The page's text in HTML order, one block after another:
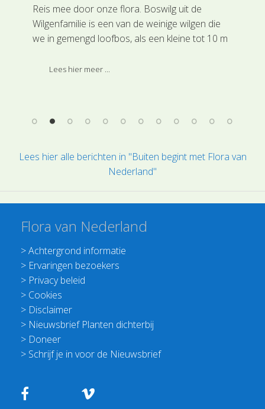
Reis mee door onze flora. Boswilg uit de
Wilgenfamilie is een van de weinige wilgen die
we in gemengd loofbos, als een kleine tot 10 m
ingedeeld bij de hoofdgroep Geranium- en
Lees hier meer ...
Lees hier alle berichten in "Buiten begint met Flora van
Nederland"
Flora van Nederland
>Achtergrond informatie
> Ervaringen bezoekers
> Privacy beleid
> Cookies
> Disclaimer
> Nieuwsbrief Planten dichterbij
> Doneer
> Schrijf je in voor de Nieuwsbrief